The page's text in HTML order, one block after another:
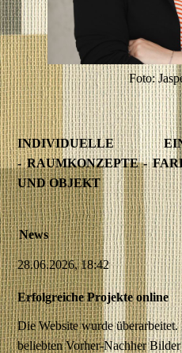
Foto:
INDIVIDUELLE
- RAUMKONZEPTE -
UND OBJEKT
News
28.06.2026, 18:42
Erfolgreiche Projekte online
Die Website wurde
beliebten Vorher-Nachher